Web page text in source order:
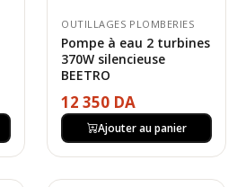
OUTILLAGES PLOMBERIES
Pompe à eau 2 turbines
370W silencieuse
BEETRO
12 350 DA
Ajouter au panier